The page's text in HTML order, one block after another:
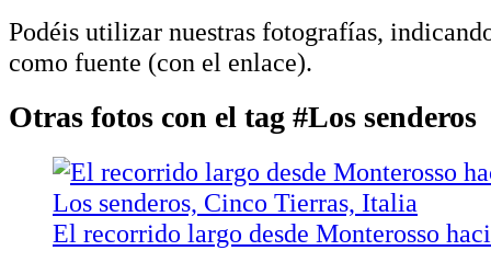
Podéis utilizar nuestras fotografías,
como fuente (con el enlace).
Otras fotos con el tag #Los senderos
El recorrido largo desde Monterosso